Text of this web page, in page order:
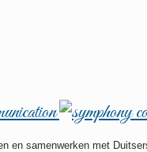
en samenwerken met